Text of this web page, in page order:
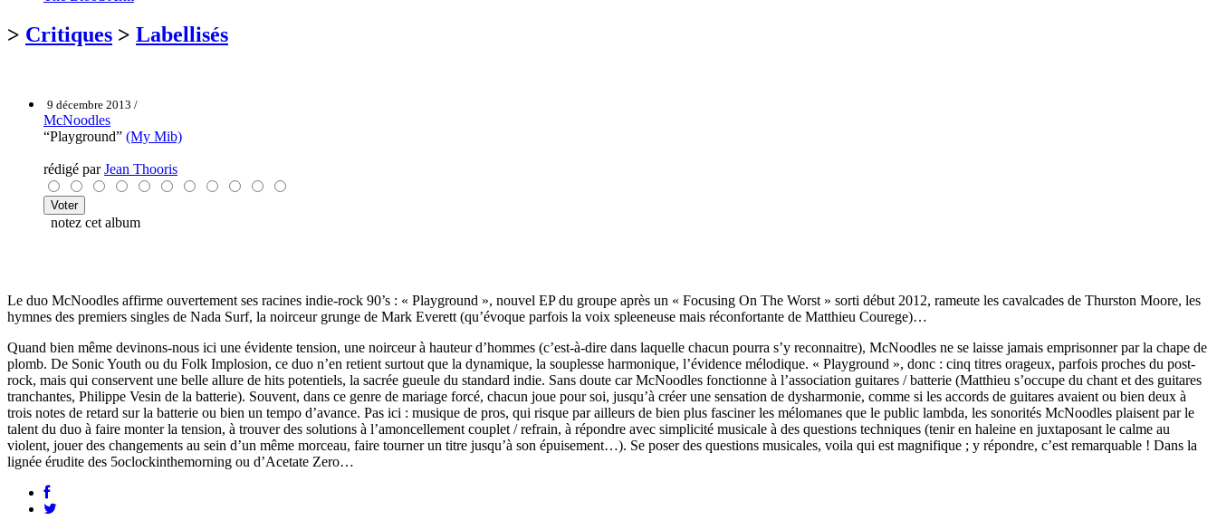
> Critiques > Labellisés
9 décembre 2013 /
McNoodles
“Playground” (My Mib)
rédigé parJean Thooris
notez cet album
Le duo McNoodles affirme ouvertement ses racines indie-rock 90’s : « Playground », nouvel EP du groupe après un « Focusing On The Worst » sorti début 2012, rameute les cavalcades de Thurston Moore, les
hymnes des premiers singles de Nada Surf, la noirceur grunge de Mark Everett (qu’évoque parfois la voix spleeneuse mais réconfortante de Matthieu Courege)…
Quand bien même devinons-nous ici une évidente tension, une noirceur à hauteur d’hommes (c’est-à-dire dans laquelle chacun pourra s’y reconnaitre), McNoodles ne se laisse jamais emprisonner par la chape de
plomb. De Sonic Youth ou du Folk Implosion, ce duo n’en retient surtout que la dynamique, la souplesse harmonique, l’évidence mélodique. « Playground », donc : cinq titres orageux, parfois proches du post-
rock, mais qui conservent une belle allure de hits potentiels, la sacrée gueule du standard indie. Sans doute car McNoodles fonctionne à l’association guitares / batterie (Matthieu s’occupe du chant et des guitares
tranchantes, Philippe Vesin de la batterie). Souvent, dans ce genre de mariage forcé, chacun joue pour soi, jusqu’à créer une sensation de dysharmonie, comme si les accords de guitares avaient ou bien deux à
trois notes de retard sur la batterie ou bien un tempo d’avance. Pas ici : musique de pros, qui risque par ailleurs de bien plus fasciner les mélomanes que le public lambda, les sonorités McNoodles plaisent par le
talent du duo à faire monter la tension, à trouver des solutions à l’amoncellement couplet / refrain, à répondre avec simplicité musicale à des questions techniques (tenir en haleine en juxtaposant le calme au
violent, jouer des changements au sein d’un même morceau, faire tourner un titre jusqu’à son épuisement…). Se poser des questions musicales, voila qui est magnifique ; y répondre, c’est remarquable ! Dans la
lignée érudite des 5oclockinthemorning ou d’Acetate Zero…